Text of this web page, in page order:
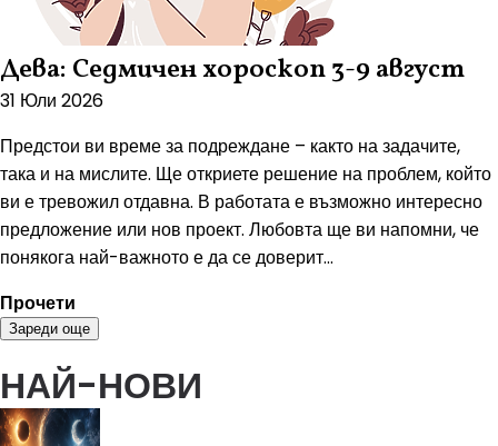
Дева: Седмичен хороскоп 3-9 август
31 Юли 2026
Предстои ви време за подреждане – както на задачите,
така и на мислите. Ще откриете решение на проблем, който
ви е тревожил отдавна. В работата е възможно интересно
предложение или нов проект. Любовта ще ви напомни, че
понякога най-важното е да се доверит...
Прочети
Зареди още
НАЙ-НОВИ